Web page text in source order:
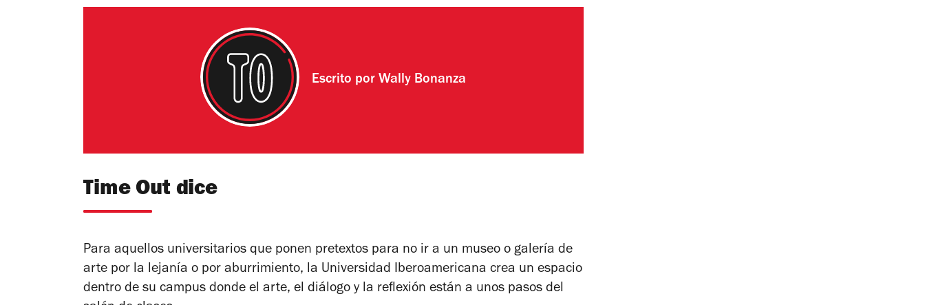
Escrito por Wally Bonanza
Time Out dice
Para aquellos universitarios que ponen pretextos para no ir a un museo o galería de
arte por la lejanía o por aburrimiento, la Universidad Iberoamericana crea un espacio
dentro de su campus donde el arte, el diálogo y la reflexión están a unos pasos del